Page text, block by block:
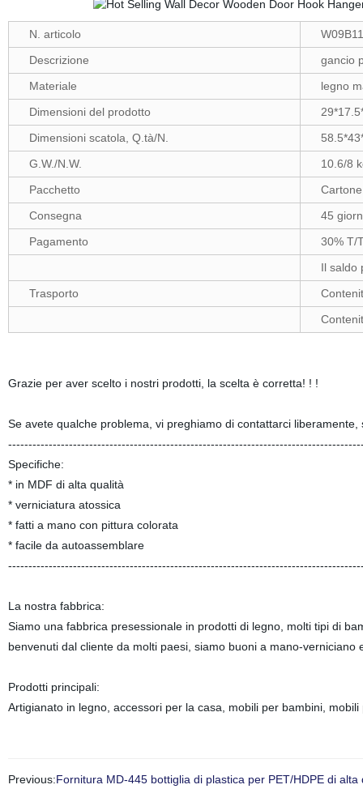
N. articolo
Descrizione
gancio
Materiale
legno
Dimensioni del prodotto
Dimensioni scatola, Q.tà/N.
G.W./N.W.
10.6/8
Pacchetto
Cartone
Consegna
45
Pagamento
30% T/
Il saldo
Trasporto
Grazie per aver scelto i nostri prodotti, la scelta è corretta! ! !
Se avete qualche problema, vi preghiamo di contattarci
Specifiche:
* in MDF di alta qualità
* verniciatura atossica
* fatti a mano con pittura colorata
* facile da autoassemblare
La nostra fabbrica:
Siamo una fabbrica presessionale in prodotti di legno, molti tipi di
benvenuti dal cliente da molti paesi, siamo buoni a mano-
Prodotti principali:
Artigianato in legno, accessori per la casa, mobili per bambini, mobili
Previous:Fornitura MD-445 bottiglia di plastica per PET/HDPE di